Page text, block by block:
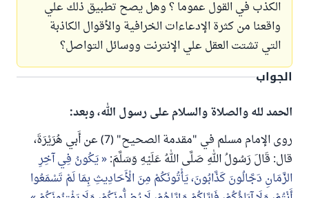
الكذب في القول عموما ؟ وهل يصح تطبيق ذلك علي
واقعنا من كثرة الإدعاءات الخرافية والأقوال الكاذبة
التي تشتت العقل علي الإنترنت ووسائل التواصل؟
الجواب
الحمد لله والصلاة والسلام على رسول الله، وبعد:
روى الإمام مسلم في "مقدمة الصحيح" (7) عن أَبي هُرَيْرَةَ،
قال: قَالَ رَسُولُ اللهِ صَلَّى اللهُ عَلَيْهِ وَسَلَّمَ: يَكُونُ فِي آخِرِ
الزَّمَانِ دَجَّالُونَ كَذَّابُونَ، يَأْتُونَكُمْ مِنَ الْأَحَادِيثِ بِمَا لَمْ تَسْمَعُوا